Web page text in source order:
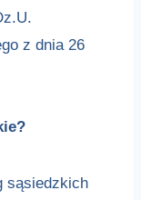
z dnia 26
sąsiedzkich